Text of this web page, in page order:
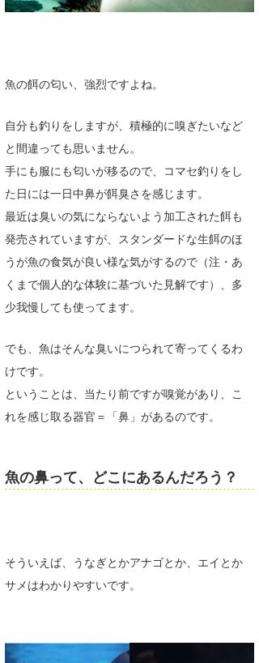
魚の餌の匂い、強烈ですよね。
自分も釣りをしますが、積極的に嗅ぎたいなど
と間違っても思いません。
手にも服にも匂いが移るので、コマセ釣りをし
た日には一日中鼻が餌臭さを感じます。
最近は臭いの気にならないよう加工された餌も
発売されていますが、スタンダードな生餌のほ
うが魚の食気が良い様な気がするので（注・あ
くまで個人的な体験に基づいた見解です）、多
少我慢しても使ってます。
でも、魚はそんな臭いにつられて寄ってくるわ
けです。
ということは、当たり前ですが嗅覚があり、こ
れを感じ取る器官＝「鼻」があるのです。
魚の鼻って、どこにあるんだろう？
そういえば、うなぎとかアナゴとか、エイとか
サメはわかりやすいです。
千葉南
四国
沖縄
サーファーズ
ライター/寄稿メディア
Core Surf Japan
mitsuteru Kamio
Yasunari Inoue
Yoshiyuki Obata
DELTA FORCE SURF
メディア
SURFMEDIA
Colors MAGAZINE
WAVAL
波伝説アンバサダー/プロライダー
福島寿実子
中浦“JET”章
進士剛光
NOBUFUKU
波伝説スタッフ
☆加藤
Aichan
G◎Da
波伝説